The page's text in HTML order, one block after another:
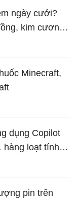
ngày cưới?
kim cương
Minecraft,
dụng Copilot
hàng loạt tính
pin trên